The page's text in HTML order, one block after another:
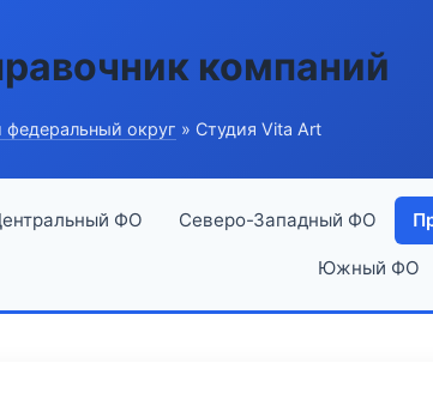
компаний
округ » Студия Vita Art
ФО Северо-Западный ФО
Южный ФО